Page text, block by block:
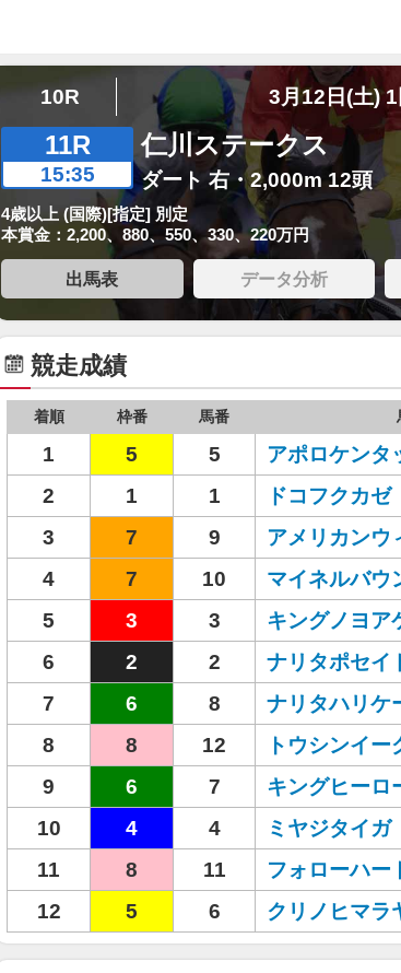
10R 3月12日(土) 1
11R
15:35
仁川ステークス
ダート 右・2,000m 12頭
4歳以上 (国際)[指定] 別定
本賞金：2,200、880、550、330、220万円
出馬表 データ分析
競走成績
着順 枠番 馬番
1 5 5 アポロケンタ
2
1 1 ドコフクカゼ
3
7 9 アメリカンウ
4
7 10 マイネルバウ
5
3 3 キングノヨア
6
2 2 ナリタポセイ
7
6 8 ナリタハリケ
8
8 12 トウシンイー
9
6 7 キングヒーロ
10
4 4 ミヤジタイガ
11
8 11 フォローハー
12
5 6 クリノヒマラ